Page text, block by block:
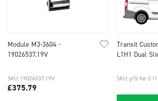
Module M3-3604 -
19026537.19V
£375.79
SKU: 19026537.19V
Transit
L1H1 Dual
SKU: y15-for-2-